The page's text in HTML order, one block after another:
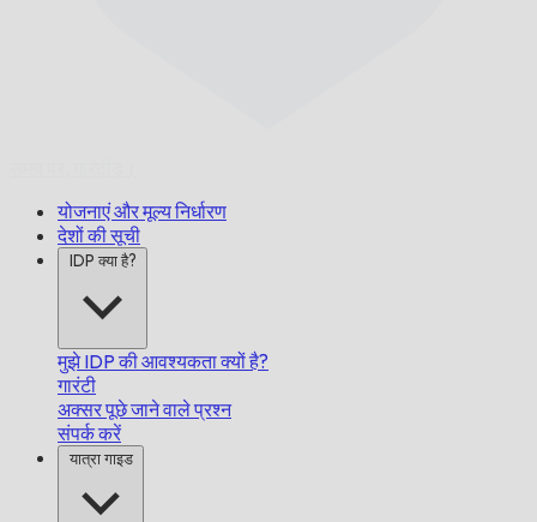
योजनाएं और मूल्य निर्धारण
देशों की सूची
IDP क्या है?
मुझे IDP की आवश्यकता क्यों है?
गारंटी
अक्सर पूछे जाने वाले प्रश्न
संपर्क करें
यात्रा गाइड